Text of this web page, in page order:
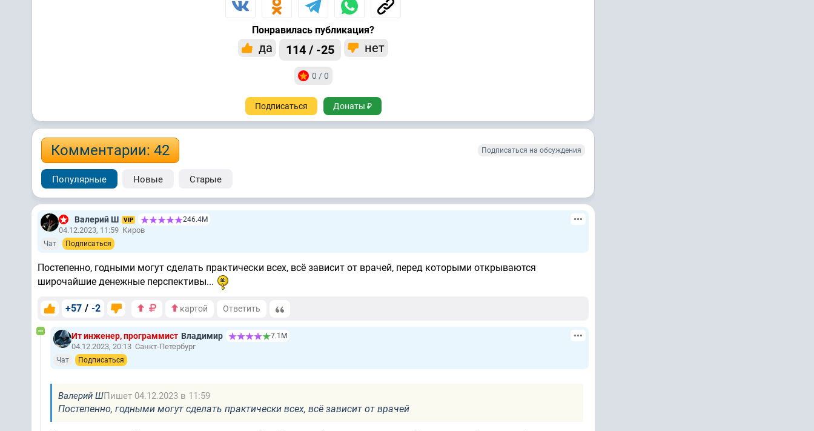
Понравилась публикация?
да 114 / -25 нет
0 / 0
Подписаться Донаты ₽
Комментарии: 42 Подписаться на обсуждения
Популярные Новые Старые
Валерий Ш VIP 246.4М
04.12.2023, 11:59 Киров
Чат Подписаться
Постепенно, годными могут сделать практически всех, всё зависит от врачей, перед которыми открываются
широчайшие денежные перспективы...
+57 / -2 картой Ответить
Ит инженер, программист Владимир 7.1М
04.12.2023, 20:13 Санкт-Петербург
Чат Подписаться
Валерий ШПишет 04.12.2023 в 11:59
Постепенно, годными могут сделать практически всех, всё зависит от врачей